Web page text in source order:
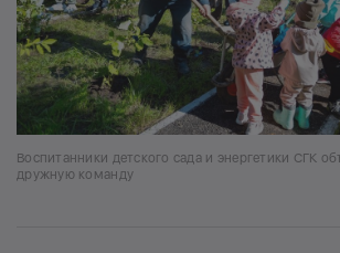
Воспитанники детского сада и энергетики СГК
дружную команду